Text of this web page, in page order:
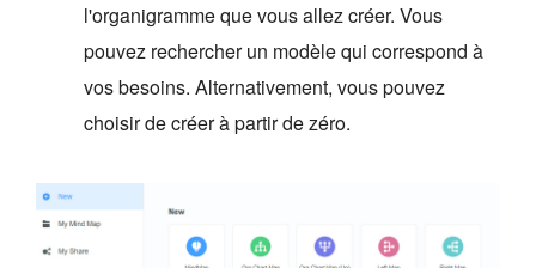
l'organigramme que vous allez créer. Vous
pouvez rechercher un modèle qui correspond à
vos besoins. Alternativement, vous pouvez
choisir de créer à partir de zéro.